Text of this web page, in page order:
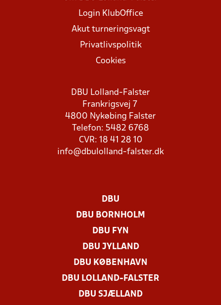
Login KlubOffice
Akut turneringsvagt
Privatlivspolitik
Cookies
DBU Lolland-Falster
Frankrigsvej 7
4800 Nykøbing Falster
Telefon: 5482 6768
CVR: 18 41 28 10
info@dbulolland-falster.dk
DBU
DBU BORNHOLM
DBU FYN
DBU JYLLAND
DBU KØBENHAVN
DBU LOLLAND-FALSTER
DBU SJÆLLAND